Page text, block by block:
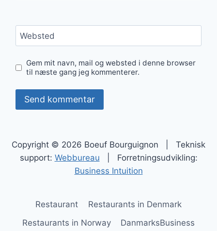
Websted
Gem mit navn, mail og websted i denne browser
til næste gang jeg kommenterer.
Copyright © 2026 Boeuf Bourguignon | Teknisk
support: Webbureau | Forretningsudvikling:
Business Intuition
Restaurant
Restaurants in Denmark
Restaurants in Norway
DanmarksBusiness